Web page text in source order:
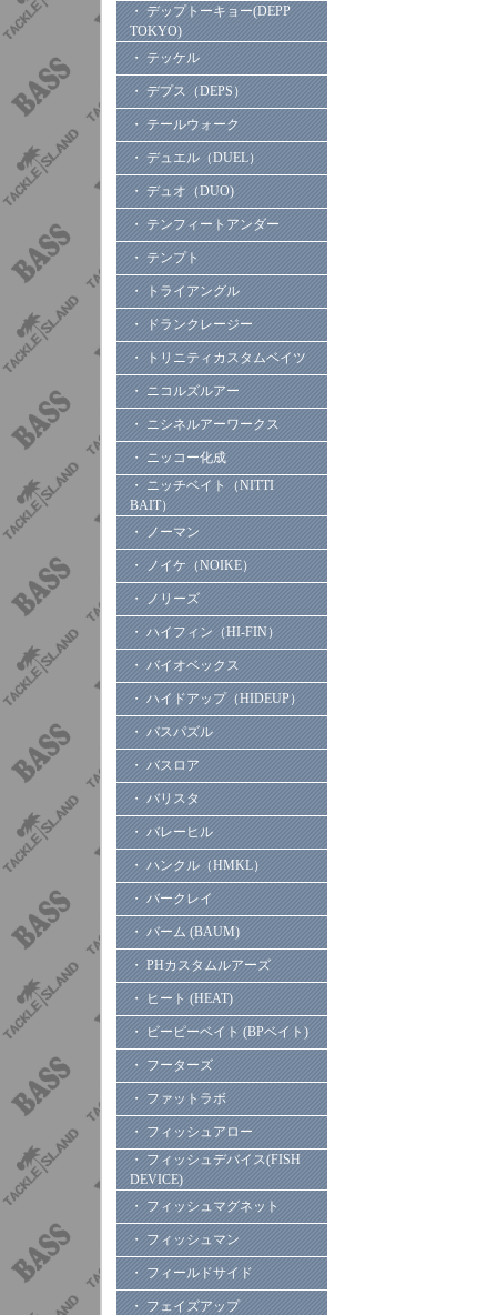
・ デップトーキョー(DEPP
TOKYO)
・ テッケル
・ デプス（DEPS）
・ テールウォーク
・ デュエル（DUEL）
・ デュオ（DUO)
・ テンフィートアンダー
・ テンプト
・ トライアングル
・ ドランクレージー
・ トリニティカスタムベイツ
・ ニコルズルアー
・ ニシネルアーワークス
・ ニッコー化成
・ ニッチベイト（NITTI
BAIT）
・ ノーマン
・ ノイケ（NOIKE）
・ ノリーズ
・ ハイフィン（HI-FIN）
・ バイオベックス
・ ハイドアップ（HIDEUP）
・ バスパズル
・ バスロア
・ バリスタ
・ バレーヒル
・ ハンクル（HMKL）
・ バークレイ
・ バーム (BAUM)
・ PHカスタムルアーズ
・ ヒート (HEAT)
・ ビーピーベイト (BPベイト)
・ フーターズ
・ ファットラボ
・ フィッシュアロー
・ フィッシュデバイス(FISH
DEVICE)
・ フィッシュマグネット
・ フィッシュマン
・ フィールドサイド
・ フェイズアップ